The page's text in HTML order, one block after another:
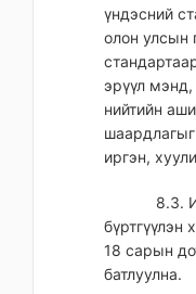
үндэсний
олон улсын
эрүүл
нийтийн
иргэн,
8.3.
бүртгүүлэн
18 сарын
батлуулна.